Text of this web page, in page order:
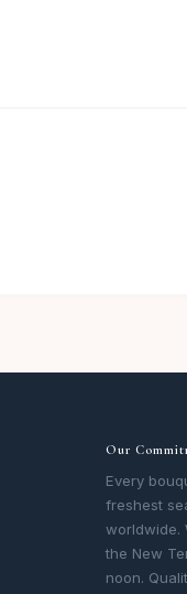
Our
Every
freshest
worldwide.
the New
noon.